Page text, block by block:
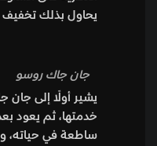
يحاول بذلك تخفيف
جان جاك روسو
خدمتها، ثم يعود
ساطعة في حياته،